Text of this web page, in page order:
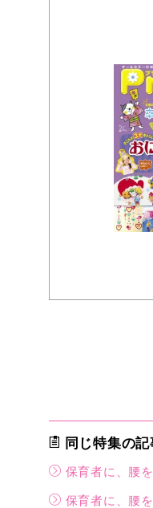
同じ特集の記
保育者に、腰
保育者に、腰